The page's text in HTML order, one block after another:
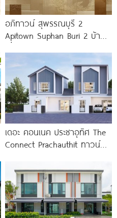
อภิทาวน์ สุพรรณบุรี 2
Apitown Suphan Buri 2 บ้าน
AP ทำเลตรงข้าม
เดอะ คอนเนค ประชาอุทิศ The
Connect Prachauthit ทาวน์
ศักยภาพซอยสุขสวัสดิ์ 78 ราคา
เริ่ม